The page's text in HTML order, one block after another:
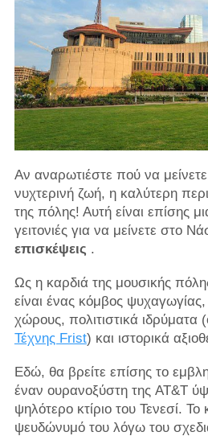
Αν αναρωτιέστε πού να
νυχτερινή ζωή, η καλύτερη
της πόλης! Αυτή είναι επίσης
γειτονιές για να μείνετε στο
επισκέψεις .
Ως η καρδιά της μουσικής
είναι ένας κόμβος
χώρους, πολιτιστικά ιδρύματα
Τέχνης Frist) και ιστορικά
Εδώ, θα βρείτε επίσης το
έναν ουρανοξύστη της AT&T
ψηλότερο κτίριο του Τενεσί. Το
ψευδώνυμό του λόγω του